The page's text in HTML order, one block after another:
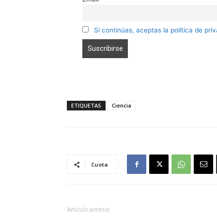
Si continúas, aceptas la política de
ETIQUETAS Ciencia
Cuota
Artículo anterior